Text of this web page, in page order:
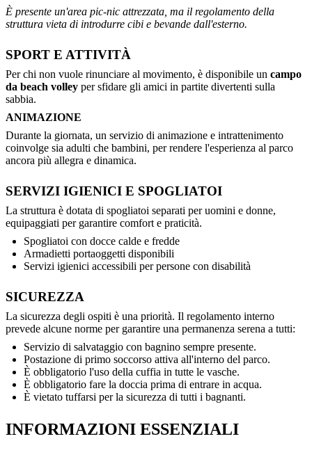
È presente un'area pic-nic attrezzata, ma il regolamento della
struttura vieta di introdurre cibi e bevande dall'esterno.
SPORT E ATTIVITÀ
Per chi non vuole rinunciare al movimento, è disponibile un campo
da beach volley per sfidare gli amici in partite divertenti sulla
sabbia.
ANIMAZIONE
Durante la giornata, un servizio di animazione e intrattenimento
coinvolge sia adulti che bambini, per rendere l'esperienza al parco
ancora più allegra e dinamica.
SERVIZI IGIENICI E SPOGLIATOI
La struttura è dotata di spogliatoi separati per uomini e donne,
equipaggiati per garantire comfort e praticità.
Spogliatoi con docce calde e fredde
Armadietti portaoggetti disponibili
Servizi igienici accessibili per persone con disabilità
SICUREZZA
La sicurezza degli ospiti è una priorità. Il regolamento interno
prevede alcune norme per garantire una permanenza serena a tutti:
Servizio di salvataggio con bagnino sempre presente.
Postazione di primo soccorso attiva all'interno del parco.
È obbligatorio l'uso della cuffia in tutte le vasche.
È obbligatorio fare la doccia prima di entrare in acqua.
È vietato tuffarsi per la sicurezza di tutti i bagnanti.
INFORMAZIONI ESSENZIALI